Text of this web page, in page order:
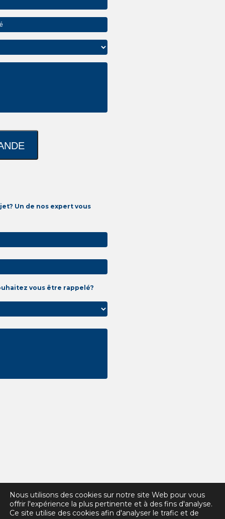
Un de nos expert vous
vous être rappelé?
Nous utilisons des cookies sur notre site Web pour vous
offrir l'expérience la plus pertinente et à des fins d'analyse.
Ce site utilise des cookies afin d'analyser le trafic et de